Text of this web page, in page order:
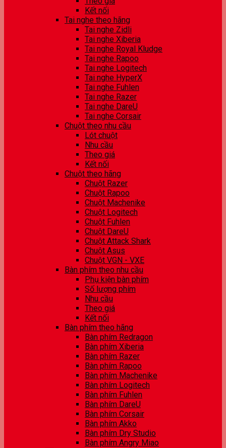
Kết nối
Tai nghe theo hãng
Tai nghe Zidli
Tai nghe Xiberia
Tai nghe Royal Kludge
Tai nghe Rapoo
Tai nghe Logitech
Tai nghe HyperX
Tai nghe Fuhlen
Tai nghe Razer
Tai nghe DareU
Tai nghe Corsair
Chuột theo nhu cầu
Lót chuột
Nhu cầu
Theo giá
Kết nối
Chuột theo hãng
Chuột Razer
Chuột Rapoo
Chuột Machenike
Chuột Logitech
Chuột Fuhlen
Chuột DareU
Chuột Attack Shark
Chuột Asus
Chuột VGN - VXE
Bàn phím theo nhu cầu
Phụ kiện bàn phím
Số lượng phím
Nhu cầu
Theo giá
Kết nối
Bàn phím theo hãng
Bàn phím Redragon
Bàn phím Xiberia
Bàn phím Razer
Bàn phím Rapoo
Bàn phím Machenike
Bàn phím Logitech
Bàn phím Fuhlen
Bàn phím DareU
Bàn phím Corsair
Bàn phím Akko
Bàn phím Dry Studio
Bàn phím Angry Miao